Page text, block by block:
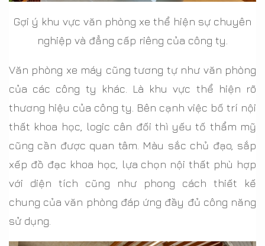
Gợi ý khu vực văn phòng xe thể hiện sự chuyên
nghiệp và đẳng cấp riêng của công ty.
Văn phòng xe máy cũng tương tự như văn phòng
của các công ty khác. Là khu vực thể hiện rõ
thương hiệu của công ty. Bên cạnh việc bố trí nội
thất khoa học, logic cân đối thì yếu tố thẩm mỹ
cũng cần được quan tâm. Màu sắc chủ đạo, sắp
xếp đồ đạc khoa học, lựa chọn nội thất phù hợp
với diện tích cũng như phong cách thiết kế
chung của văn phòng đáp ứng đầy đủ công năng
sử dụng.